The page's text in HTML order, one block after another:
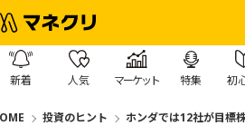
新着 人気 マーケット 特集 初
投資のヒント ホンダでは12社が目標